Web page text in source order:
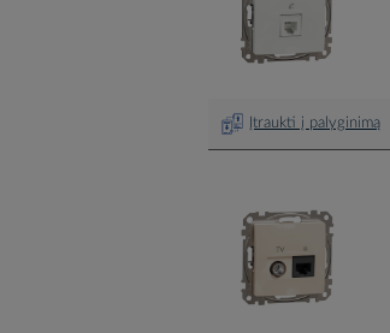
Įtraukti į palyginimą